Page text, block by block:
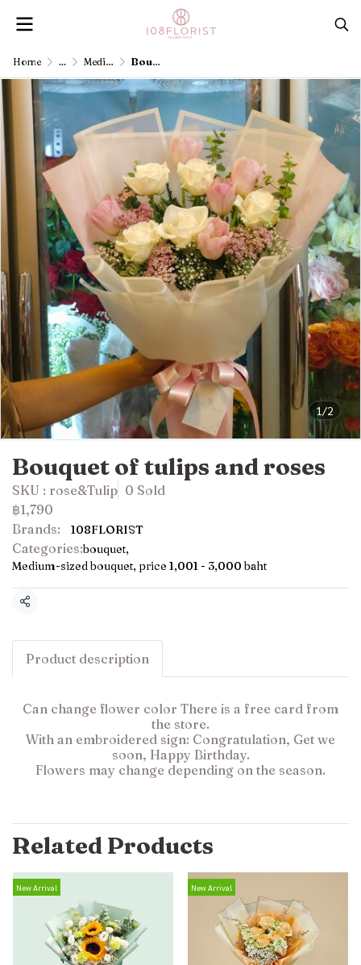
Home ... Medium-sized bouquet, price 1,001 - 3,000 baht Bouquet of tulips and roses
1/2
Bouquet of tulips and roses
SKU : rose&Tulip 0 Sold
฿1,790
Brands:
108FLORIST
Categories:bouquet,
Medium-sized bouquet, price 1,001 - 3,000 baht
Share
Product description
Can change flower color There is a free card from
the store.
With an embroidered sign: Congratulation, Get we
soon, Happy Birthday.
Flowers may change depending on the season.
Related Products
New Arrival New Arrival